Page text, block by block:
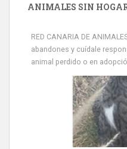
ANIMALES SIN
RED CANARIA DE
abandones y cuídale
animal perdido o en